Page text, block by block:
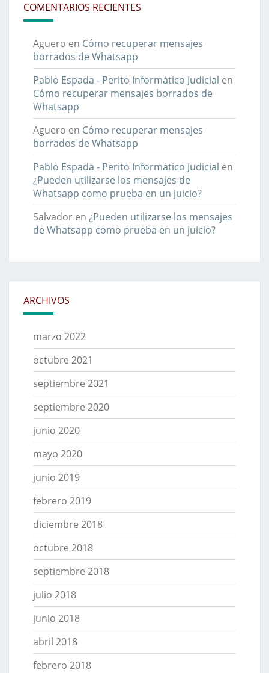
COMENTARIOS RECIENTES
Aguero en Cómo recuperar mensajes
borrados de Whatsapp
Pablo Espada - Perito Informático Judicial en
Cómo recuperar mensajes borrados de
Whatsapp
Aguero en Cómo recuperar mensajes
borrados de Whatsapp
Pablo Espada - Perito Informático Judicial en
¿Pueden utilizarse los mensajes de
Whatsapp como prueba en un juicio?
Salvador en ¿Pueden utilizarse los mensajes
de Whatsapp como prueba en un juicio?
ARCHIVOS
marzo 2022
octubre 2021
septiembre 2021
septiembre 2020
junio 2020
mayo 2020
junio 2019
febrero 2019
diciembre 2018
octubre 2018
septiembre 2018
julio 2018
junio 2018
abril 2018
febrero 2018